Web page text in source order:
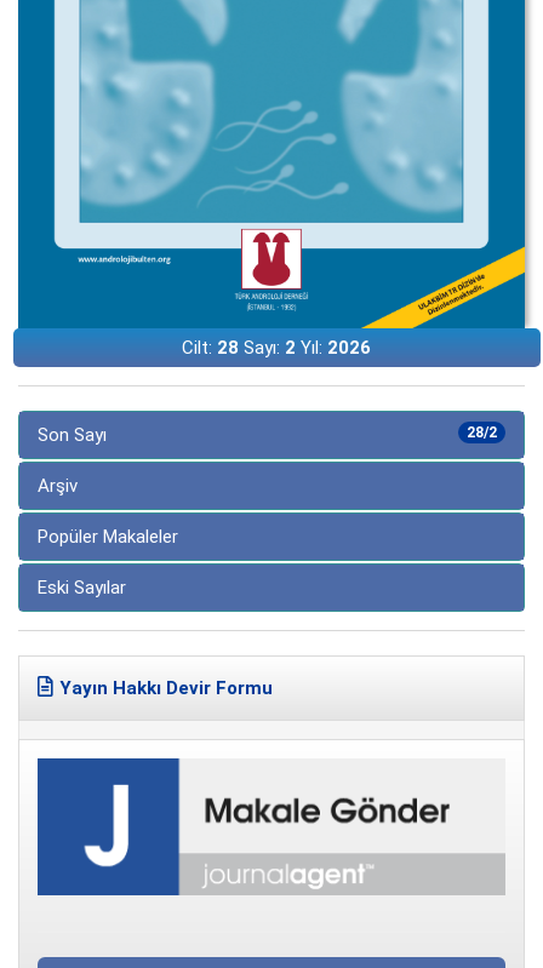
Cilt: 28 Sayı: 2 Yıl: 2026
28/2
Son Sayı
Arşiv
Popüler Makaleler
Eski Sayılar
Yayın Hakkı Devir Formu